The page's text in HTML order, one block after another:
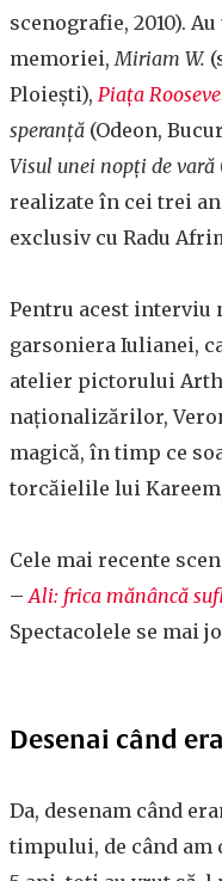
scenografie, 2010).
memoriei,Miriam W.
Ploiești), Piața
speranță (Odeon,
Visul unei nopți de vară
realizate în cei trei
exclusiv cu Radu
Pentru acest interviu
garsoniera Iulianei,
atelier pictorului
naționalizărilor,
magică, în timp ce
torcăielile lui
Cele mai recente
– Ali: frica mănâncă
Spectacolele se mai
Desenai când
Da, desenam când
timpului, de când am